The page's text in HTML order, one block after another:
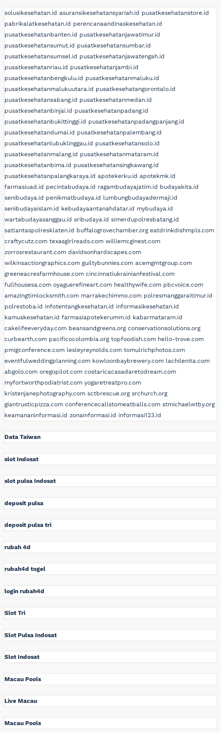
solusikesehatan.id asuransikesehatansyariah.id pusatkesehatanstore.id
pabrikalatkesehatan.id perencanaandinaskesehatan.id
pusatkesehatanbanten.id pusatkesehatanjawatimur.id
pusatkesehatansumut.id pusatkesehatansumbar.id
pusatkesehatansumsel.id pusatkesehatanjawatengah.id
pusatkesehatanriau.id pusatkesehatanjambi.id
pusatkesehatanbengkulu.id pusatkesehatanmaluku.id
pusatkesehatanmalukuutara.id pusatkesehatangorontalo.id
pusatkesehatansabang.id pusatkesehatanmedan.id
pusatkesehatanbinjai.id pusatkesehatanpadang.id
pusatkesehatanbukittinggi.id pusatkesehatanpadangpanjang.id
pusatkesehatandumai.id pusatkesehatanpalembang.id
pusatkesehatanlubuklinggau.id pusatkesehatansolo.id
pusatkesehatanmalang.id pusatkesehatanmataram.id
pusatkesehatanbima.id pusatkesehatansingkawang.id
pusatkesehatanpalangkaraya.id apotekerku.id apotekmk.id
farmasiuad.id pecintabudaya.id ragambudayajatim.id budayakita.id
senibudaya.id penikmatbudaya.id lumbungbudayadermaji.id
senibudayaislam.id kebudayaantanahdatar.id mybudaya.id
wartabudayasanggau.id sribudaya.id simerdupolresbatang.id
satlantaspolresklaten.id buffalogrovechamber.org eatdrinkdishmpls.com
craftycutz.com texasgirlreads.com williemcginest.com
zorrosrestaurant.com davidsonhardscapes.com
wilkinsactiongraphics.com guiltybunnies.com acemgmtgroup.com
greeneacresfarmhouse.com cincinnatiukrainianfestival.com
fullhousesa.com oyaguerefineart.com healthywife.com pbcvoice.com
amazingtimlocksmith.com marrakechimmo.com polresmanggaraitimur.id
polrestoba.id infotentangkesehatan.id informasikesehatan.id
kamuskesehatan.id farmasiapotekerumm.id kabarmataram.id
cakelifeeveryday.com beansandgreens.org conservationsolutions.org
curbearth.com pacificocolombia.org topfoodish.com hello-trove.com
pmigconference.com lesleyreynolds.com tomulrichphotos.com
eventfulweddingplanning.com kowloonbaybrewery.com lachilenita.com
abgolo.com oregopilot.com costaricacasadaretodream.com
myfortworthpodiatrist.com yogaretreatpro.com
kristenjanephotography.com sctbrescue.org srchurch.org
giantrusticpizza.com conferencecallstomeatballs.com stmichaelwtby.org
keamananinformasi.id zonainformasi.id informasi123.id
Data Taiwan
slot Indosat
slot pulsa Indosat
deposit pulsa
deposit pulsa tri
rubah 4d
rubah4d togel
login rubah4d
Slot Tri
Slot Pulsa Indosat
Slot Indosat
Macau Pools
Live Macau
Macau Pools